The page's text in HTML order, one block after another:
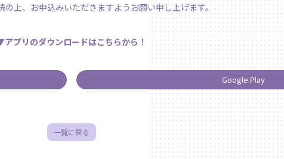
上、お申込みいただきますようお願い申し上げます。
プリのダウンロードはこちらから！
Google Play
一覧に戻る